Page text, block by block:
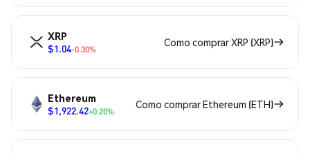
XRP
$1.04-0.30%
Como comprar XRP (XRP)
Ethereum
$1,922.42+0.20%
Como comprar Ethereum (ETH)